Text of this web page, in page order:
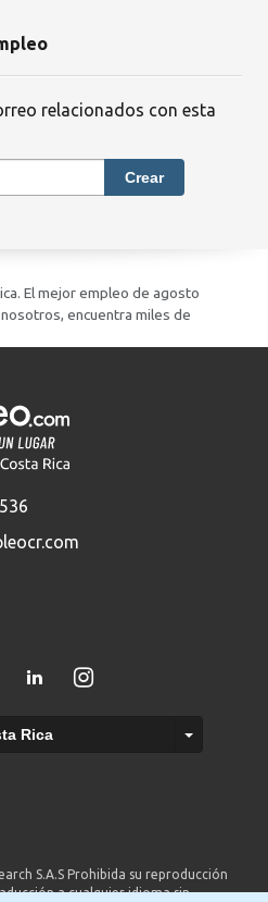
relacionados con esta
Crear
El mejor empleo de agosto
encuentra miles de
Rica
S.A.S Prohibida su reproducción
a cualquier idioma sin